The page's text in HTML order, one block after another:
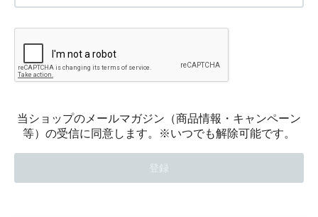
当ショップのメールマガジン（商品情報・キャンペーン
等）の受信に同意します。※いつでも解除可能です。